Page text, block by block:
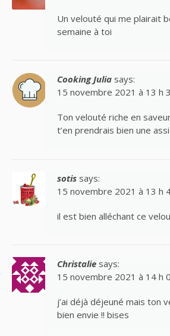
Un velouté qui me plairait
semaine à toi
Cooking Julia says:
15 novembre 2021 à 13 h
Ton velouté riche en
t’en prendrais bien une
sotis says:
15 novembre 2021 à 13 h
il est bien alléchant ce
Christalie says:
15 novembre 2021 à 14 h
j’ai déjà déjeuné mais ton
bien envie !! bises